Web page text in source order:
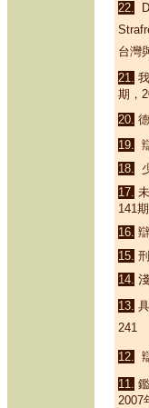
22.
台灣
21.
期，
20.
19.
18.
17.
141期
16.
15.
14.
13.
241
12.
11.
2007